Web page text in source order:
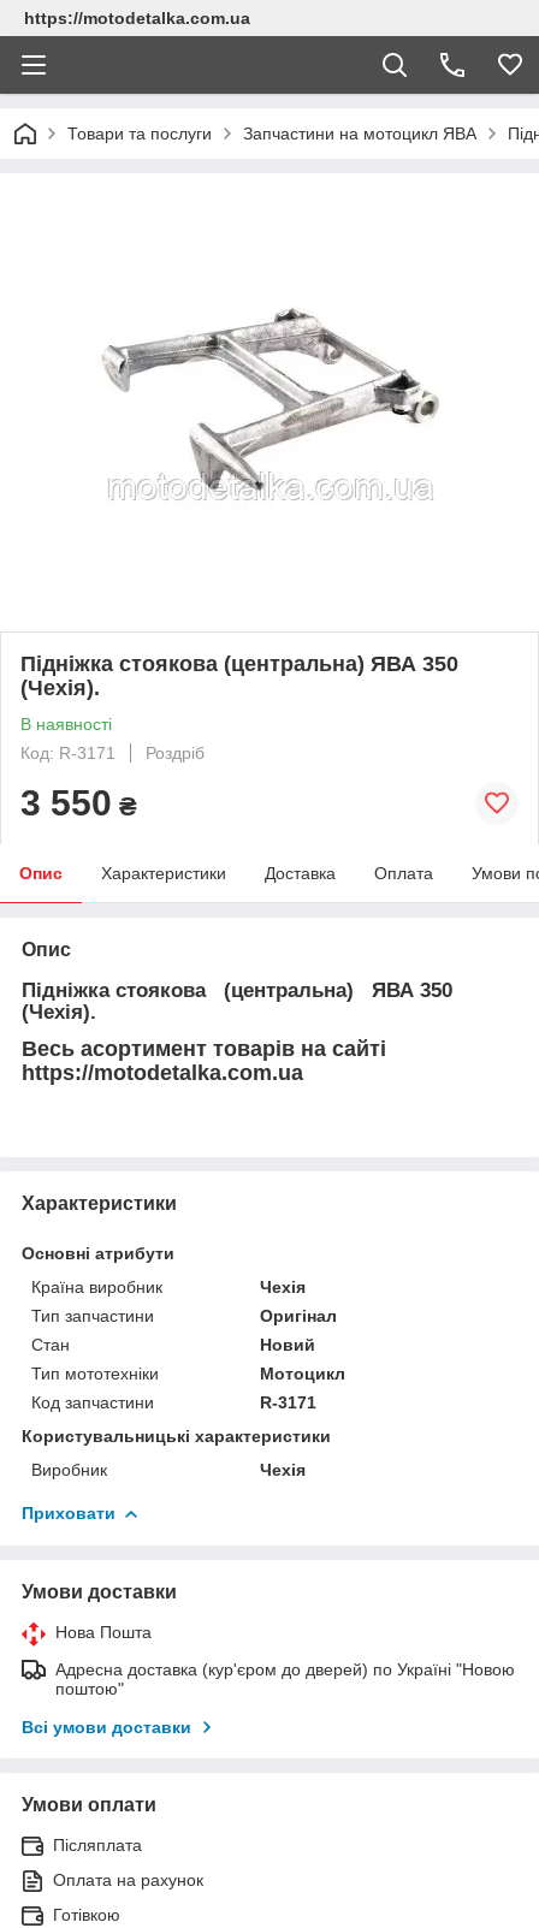
https://motodetalka.com.ua
Товари та послуги Запчастини на мотоцикл ЯВА
Підніжка стоякова (центральна) ЯВА 350
(Чехія).
В наявності
Код: R-3171
Роздріб
3 550 ₴
Опис Характеристики Доставка Оплата Умови
Опис
Підніжка стоякова (центральна) ЯВА 350
(Чехія).
Весь асортимент товарів на сайті
https://motodetalka.com.ua
Характеристики
Основні атрибути
Країна виробник
Чехія
Тип запчастини
Оригінал
Стан
Новий
Тип мототехніки
Мотоцикл
Код запчастини
R-3171
Користувальницькі характеристики
Виробник
Чехія
Приховати
Умови доставки
Нова Пошта
Адресна доставка (кур'єром до дверей) по Україні "Новою
поштою"
Всі умови доставки
Умови оплати
Післяплата
Оплата на рахунок
Готівкою